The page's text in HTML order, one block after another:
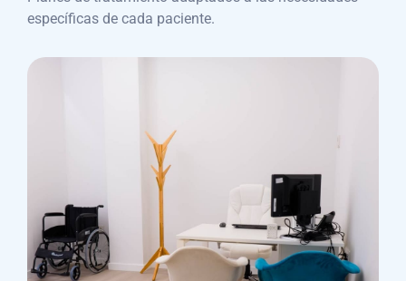
específicas de cada paciente.